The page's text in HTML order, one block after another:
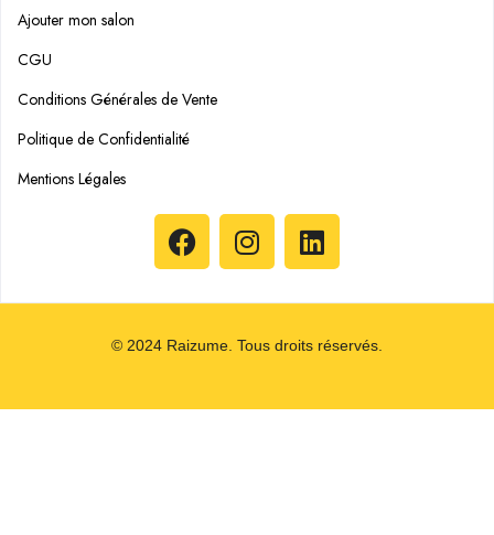
Ajouter mon salon
CGU
Conditions Générales de Vente
Politique de Confidentialité
Mentions Légales
© 2024 Raizume. Tous droits réservés.